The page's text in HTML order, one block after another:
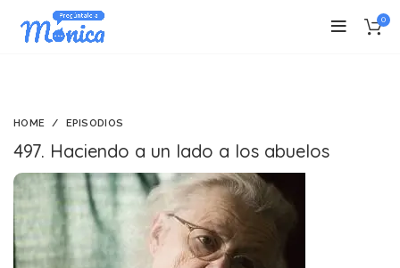
0
HOME EPISODIOS
497. Haciendo a un lado a los abuelos